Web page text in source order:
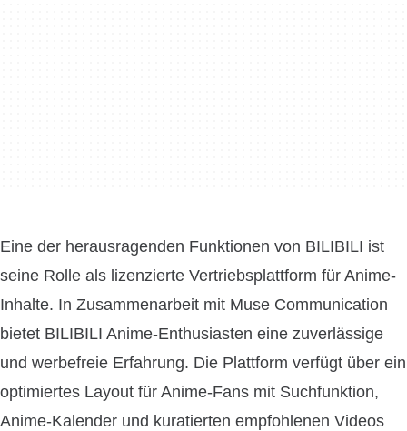
Eine der herausragenden Funktionen von BILIBILI ist
seine Rolle als lizenzierte Vertriebsplattform für Anime-
Inhalte. In Zusammenarbeit mit Muse Communication
bietet BILIBILI Anime-Enthusiasten eine zuverlässige
und werbefreie Erfahrung. Die Plattform verfügt über ein
optimiertes Layout für Anime-Fans mit Suchfunktion,
Anime-Kalender und kuratierten empfohlenen Videos